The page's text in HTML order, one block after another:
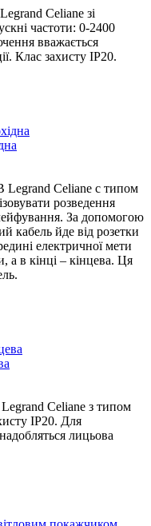
Celiane зі
частоти: 0-2400
вважається
Клас захисту IP20.
Legrand Celiane c типом
розведення
За допомогою
кабель йде від розетки
електричної мети
а в кінці – кінцева. Ця
Celiane з типом
IP20. Для
лицьова